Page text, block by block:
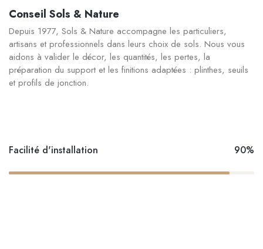
Conseil Sols & Nature
Depuis 1977, Sols & Nature accompagne les particuliers,
artisans et professionnels dans leurs choix de sols. Nous vous
aidons à valider le décor, les quantités, les pertes, la
préparation du support et les finitions adaptées : plinthes, seuils
et profils de jonction.
Facilité d'installation 90%